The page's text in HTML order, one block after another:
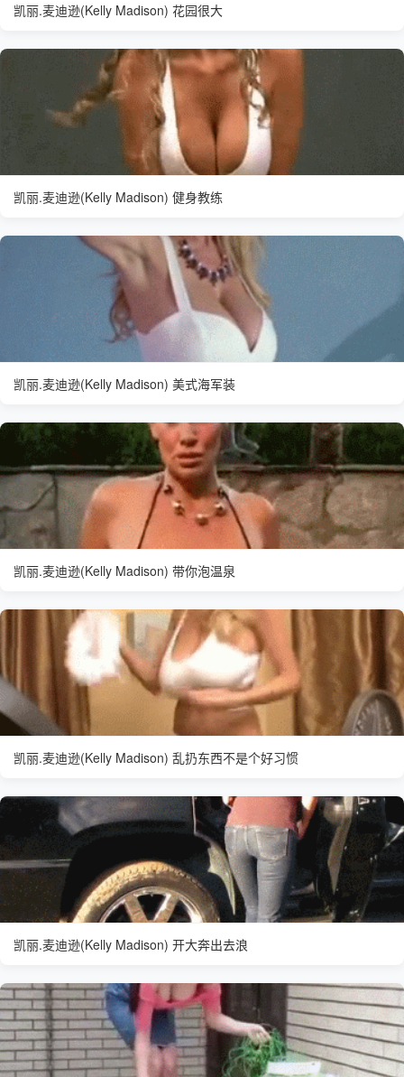
凯丽.麦迪逊(Kelly Madison) 花园很大
凯丽.麦迪逊(Kelly Madison) 健身教练
凯丽.麦迪逊(Kelly Madison) 美式海军装
凯丽.麦迪逊(Kelly Madison) 带你泡温泉
凯丽.麦迪逊(Kelly Madison) 乱扔东西不是个好习惯
凯丽.麦迪逊(Kelly Madison) 开大奔出去浪